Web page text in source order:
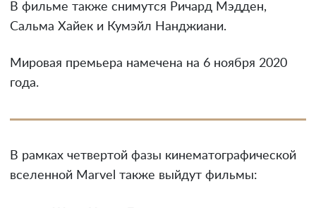
В фильме также снимутся Ричард Мэдден,
Сальма Хайек и Кумэйл Нанджиани.
Мировая премьера намечена на 6 ноября 2020
года.
В рамках четвертой фазы кинематографической
вселенной Marvel также выйдут фильмы: